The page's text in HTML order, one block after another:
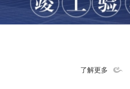
了解更多